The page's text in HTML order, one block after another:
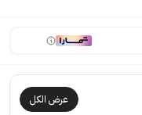
عرض الكل